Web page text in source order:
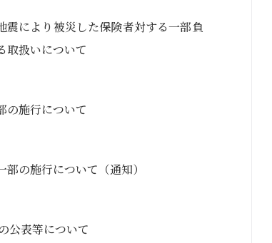
により被災した保険者対する一部負
取扱いについて
の施行について
の施行について（通知）
公表等について